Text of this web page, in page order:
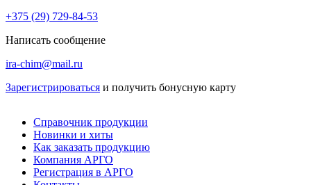
+375 (29) 729-84-53
Написать сообщение
ira-chim@mail.ru
Зарегистрироваться и получить бонусную карту
Справочник продукции
Новинки и хиты
Как заказать продукцию
Компания АРГО
Регистрация в АРГО